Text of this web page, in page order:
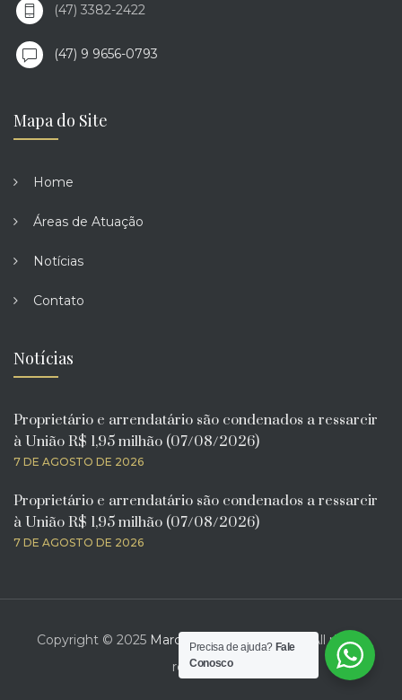
(47) 3382-2422
(47) 9 9656-0793
Mapa do Site
Home
Áreas de Atuação
Notícias
Contato
Notícias
Proprietário e arrendatário são condenados a ressarcir
à União R$ 1,95 milhão (07/08/2026)
7 DE AGOSTO DE 2026
Proprietário e arrendatário são condenados a ressarcir
à União R$ 1,95 milhão (07/08/2026)
7 DE AGOSTO DE 2026
Copyright © 2025 Marcelo Bona Advogado
. All rights
reserved.
Precisa de ajuda? Fale
Conosco